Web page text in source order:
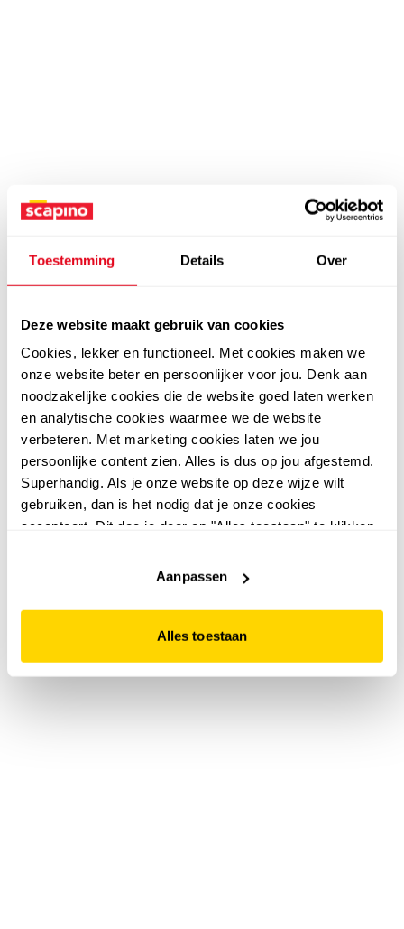
Toestemming Details Over
Deze website maakt gebruik van cookies
Cookies, lekker en functioneel. Met cookies maken we
onze website beter en persoonlijker voor jou. Denk aan
noodzakelijke cookies die de website goed laten werken
en analytische cookies waarmee we de website
verbeteren. Met marketing cookies laten we jou
persoonlijke content zien. Alles is dus op jou afgestemd.
Superhandig. Als je onze website op deze wijze wilt
gebruiken, dan is het nodig dat je onze cookies
accepteert. Dit doe je door op "Alles toestaan" te klikken.
website niet optimaal functioneert.
Aanpassen
Alles toestaan